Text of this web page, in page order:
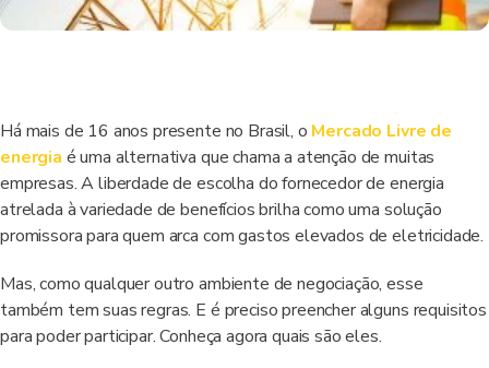
Há mais de 16 anos presente no Brasil, o Mercado Livre de
energia é uma alternativa que chama a atenção de muitas
empresas. A liberdade de escolha do fornecedor de energia
atrelada à variedade de benefícios brilha como uma solução
promissora para quem arca com gastos elevados de eletricidade.
Mas, como qualquer outro ambiente de negociação, esse
também tem suas regras. E é preciso preencher alguns requisitos
para poder participar. Conheça agora quais são eles.